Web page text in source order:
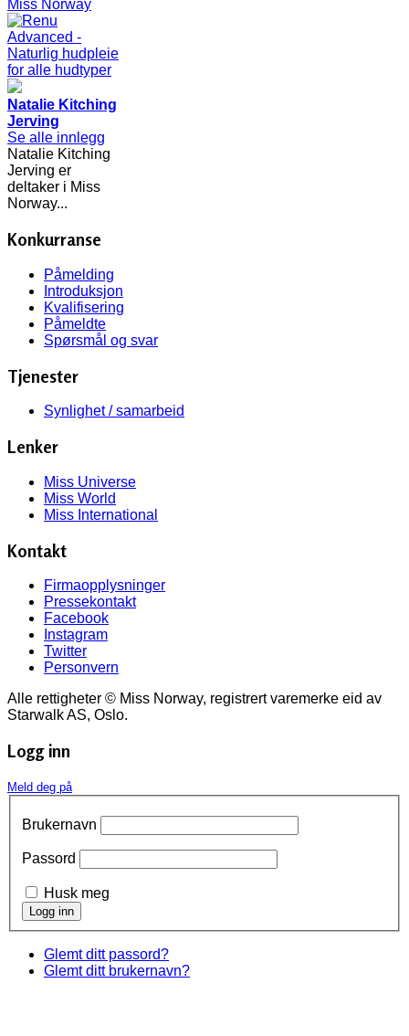
Natalie Kitching
Jerving
Se alle innlegg
Natalie Kitching
Jerving er
deltaker i Miss
Norway...
Konkurranse
Påmelding
Introduksjon
Kvalifisering
Påmeldte
Spørsmål og svar
Tjenester
Synlighet / samarbeid
Lenker
Miss Universe
Miss World
Miss International
Kontakt
Firmaopplysninger
Pressekontakt
Facebook
Instagram
Twitter
Personvern
Alle rettigheter © Miss Norway, registrert varemerke eid av
Starwalk AS, Oslo.
Logg inn
Meld deg på
Brukernavn
Passord
Husk meg
Glemt ditt passord?
Glemt ditt brukernavn?